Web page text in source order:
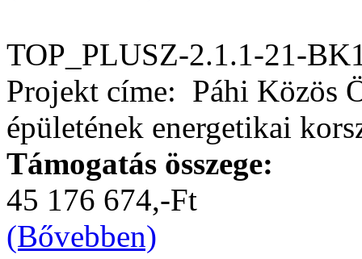
TOP_PLUSZ-2.1.1-21-
Projekt címe: Páhi Közös
épületének energetikai
Támogatás összege:
45 176 674,-Ft
(Bővebben)